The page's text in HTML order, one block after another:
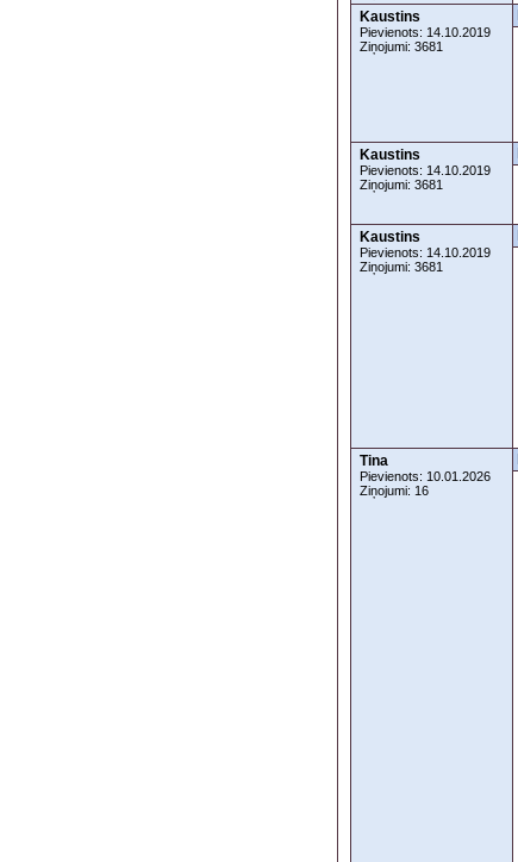
Kaustins
Pievienots: 14.10.2019
Ziņojumi: 3681
Kaustins
Pievienots: 14.10.2019
Ziņojumi: 3681
Kaustins
Pievienots: 14.10.2019
Ziņojumi: 3681
Tina
Pievienots: 10.01.2026
Ziņojumi: 16